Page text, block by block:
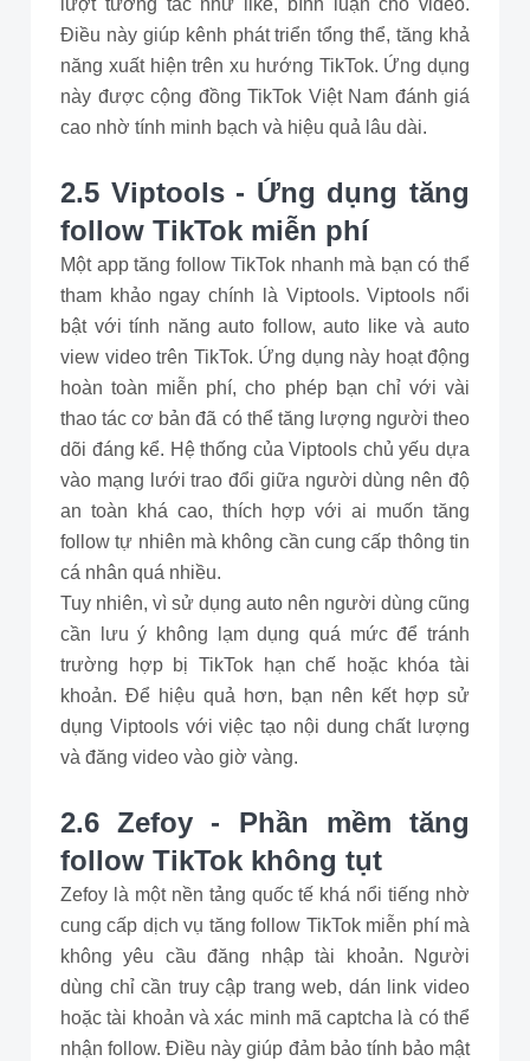
lượt tương tác như like, bình luận cho video.
Điều này giúp kênh phát triển tổng thể, tăng khả
năng xuất hiện trên xu hướng TikTok. Ứng dụng
này được cộng đồng TikTok Việt Nam đánh giá
cao nhờ tính minh bạch và hiệu quả lâu dài.
2.5 Viptools - Ứng dụng tăng
follow TikTok miễn phí
Một app tăng follow TikTok nhanh mà bạn có thể
tham khảo ngay chính là Viptools. Viptools nổi
bật với tính năng auto follow, auto like và auto
view video trên TikTok. Ứng dụng này hoạt động
hoàn toàn miễn phí, cho phép bạn chỉ với vài
thao tác cơ bản đã có thể tăng lượng người theo
dõi đáng kể. Hệ thống của Viptools chủ yếu dựa
vào mạng lưới trao đổi giữa người dùng nên độ
an toàn khá cao, thích hợp với ai muốn tăng
follow tự nhiên mà không cần cung cấp thông tin
cá nhân quá nhiều.
Tuy nhiên, vì sử dụng auto nên người dùng cũng
cần lưu ý không lạm dụng quá mức để tránh
trường hợp bị TikTok hạn chế hoặc khóa tài
khoản. Để hiệu quả hơn, bạn nên kết hợp sử
dụng Viptools với việc tạo nội dung chất lượng
và đăng video vào giờ vàng.
2.6 Zefoy - Phần mềm tăng
follow TikTok không tụt
Zefoy là một nền tảng quốc tế khá nổi tiếng nhờ
cung cấp dịch vụ tăng follow TikTok miễn phí mà
không yêu cầu đăng nhập tài khoản. Người
dùng chỉ cần truy cập trang web, dán link video
hoặc tài khoản và xác minh mã captcha là có thể
nhận follow. Điều này giúp đảm bảo tính bảo mật